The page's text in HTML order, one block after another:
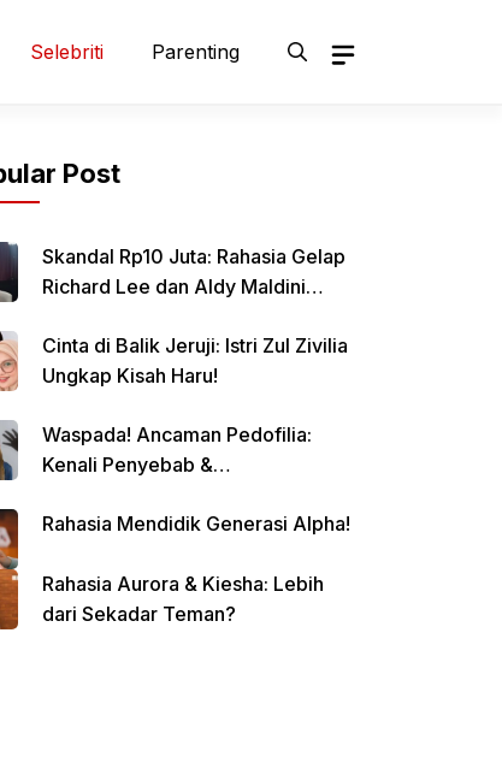
Selebriti Parenting
Post
Skandal Rp10 Juta: Rahasia Gelap
Richard Lee dan Aldy Maldini
Cinta di Balik Jeruji: Istri Zul Zivilia
Ungkap Kisah Haru!
Waspada! Ancaman Pedofilia:
Kenali Penyebab &
Rahasia Mendidik Generasi Alpha!
Rahasia Aurora & Kiesha: Lebih
dari Sekadar Teman?